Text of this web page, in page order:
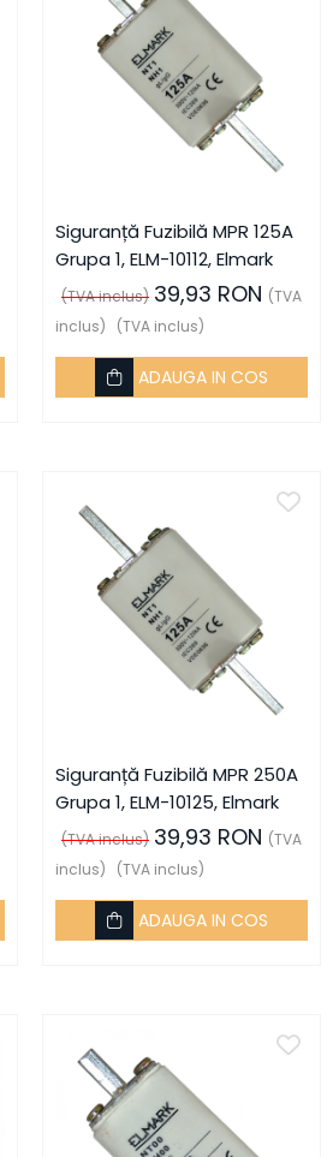
Siguranță Fuzibilă MPR 125A
Grupa 1, ELM-10112, Elmark
(TVA inclus) 39,93 RON (TVA
inclus)
(TVA inclus)
ADAUGA IN COS
Siguranță Fuzibilă MPR 250A
Grupa 1, ELM-10125, Elmark
(TVA inclus) 39,93 RON (TVA
inclus)
(TVA inclus)
ADAUGA IN COS